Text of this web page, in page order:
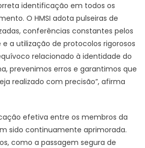
identificação em todos os
O HMSI adota pulseiras de
conferências constantes pelos
e a utilização de protocolos rigorosos
relacionado à identidade do
prevenimos erros e garantimos que
realizado com precisão”, afirma
efetiva entre os membros da
sido continuamente aprimorada.
como a passagem segura de